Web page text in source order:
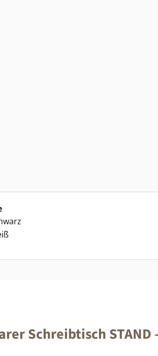
auswählen
Schreibtisch STAND